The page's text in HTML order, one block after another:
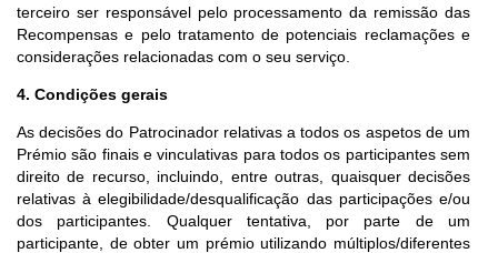
terceiro ser responsável pelo processamento da remissão das
Recompensas e pelo tratamento de potenciais reclamações e
considerações relacionadas com o seu serviço.
4. Condições gerais
As decisões do Patrocinador relativas a todos os aspetos de um
Prémio são finais e vinculativas para todos os participantes sem
direito de recurso, incluindo, entre outras, quaisquer decisões
relativas à elegibilidade/desqualificação das participações e/ou
dos participantes. Qualquer tentativa, por parte de um
participante, de obter um prémio utilizando múltiplos/diferentes